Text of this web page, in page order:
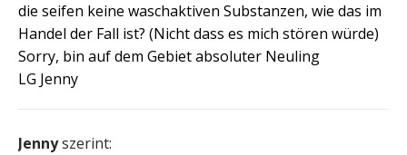
die seifen keine waschaktiven Substanzen, wie das im
Handel der Fall ist? (Nicht dass es mich stören würde)
Sorry, bin auf dem Gebiet absoluter Neuling
LG Jenny
Jennyszerint: